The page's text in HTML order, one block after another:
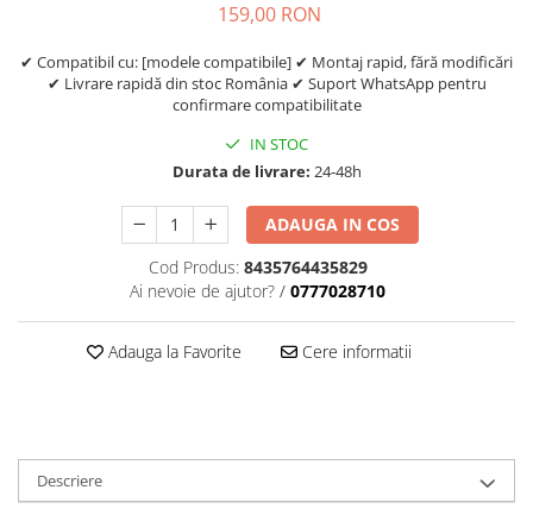
159,00 RON
✔ Compatibil cu: [modele compatibile] ✔ Montaj rapid, fără modificări
✔ Livrare rapidă din stoc România ✔ Suport WhatsApp pentru
confirmare compatibilitate
IN STOC
Durata de livrare: 24-48h
ADAUGA IN COS
Cod Produs: 8435764435829
Ai nevoie de ajutor? / 0777028710
Adauga la Favorite Cere informatii
Descriere